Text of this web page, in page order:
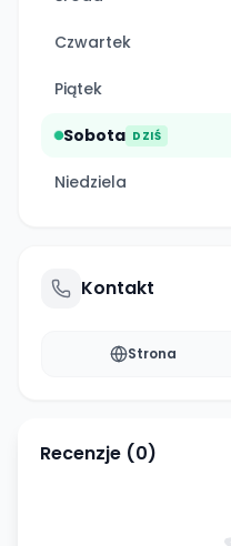
Czwartek
Piątek
Sobota DZIŚ
Niedziela
Kontakt
Strona
Recenzje (0)